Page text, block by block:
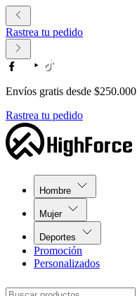
Rastrea tu pedido
Envíos gratis desde $250.000
Rastrea tu pedido
Hombre
Mujer
Deportes
Promoción
Personalizados